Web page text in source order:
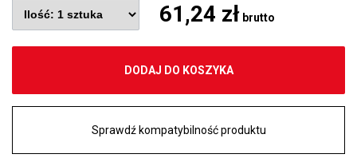
61,24 zł brutto
DODAJ DO KOSZYKA
Sprawdź kompatybilność produktu